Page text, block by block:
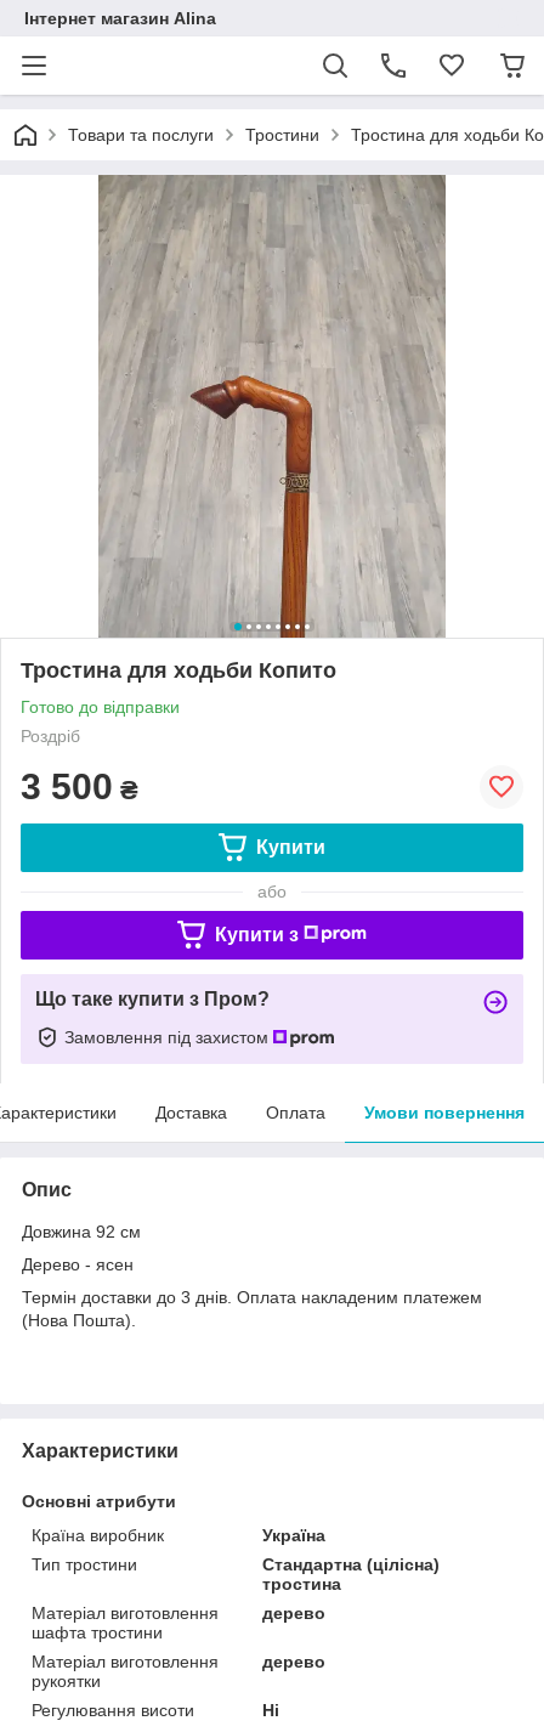
Інтернет магазин Alina
Товари та послуги Тростини Тростина для ходьби
Тростина для ходьби Копито
Готово до відправки
Роздріб
3 500 ₴
Купити
або
Купити з
Що таке купити з Пром?
Замовлення під захистом
Доставка Оплата Умови повернення
Опис
Довжина 92 см
Дерево - ясен
Термін доставки до 3 днів. Оплата накладеним платежем
(Нова Пошта).
Характеристики
Основні атрибути
Країна виробник
Україна
Тип тростини
Стандартна (цілісна)
тростина
Матеріал виготовлення
шафта тростини
дерево
Матеріал виготовлення
рукоятки
дерево
Регулювання висоти
Ні